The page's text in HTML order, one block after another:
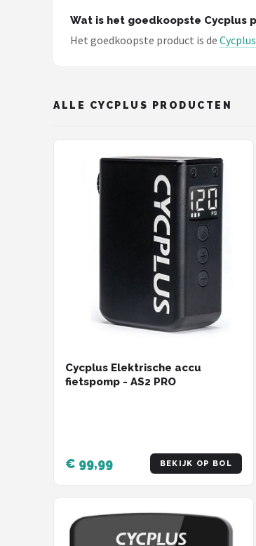
Wat is het goedkoopste Cycplus
Het goedkoopste product is de
ALLE CYCPLUS PRODUCTEN
Cycplus Elektrische accu
fietspomp - AS2 PRO
€ 99,99 BEKIJK OP BOL